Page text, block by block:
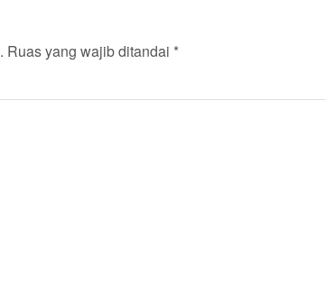
Ruas yang wajib ditandai *